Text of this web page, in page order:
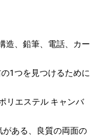
造、鉛筆、電話、カー
1つを見つけるために
リエステル キャンバ
ある、良質の両面の